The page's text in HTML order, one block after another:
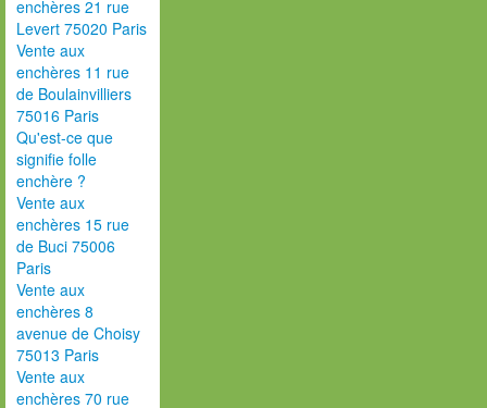
enchères 21 rue
Levert 75020 Paris
Vente aux
enchères 11 rue
de Boulainvilliers
75016 Paris
Qu'est-ce que
signifie folle
enchère ?
Vente aux
enchères 15 rue
de Buci 75006
Paris
Vente aux
enchères 8
avenue de Choisy
75013 Paris
Vente aux
enchères 70 rue